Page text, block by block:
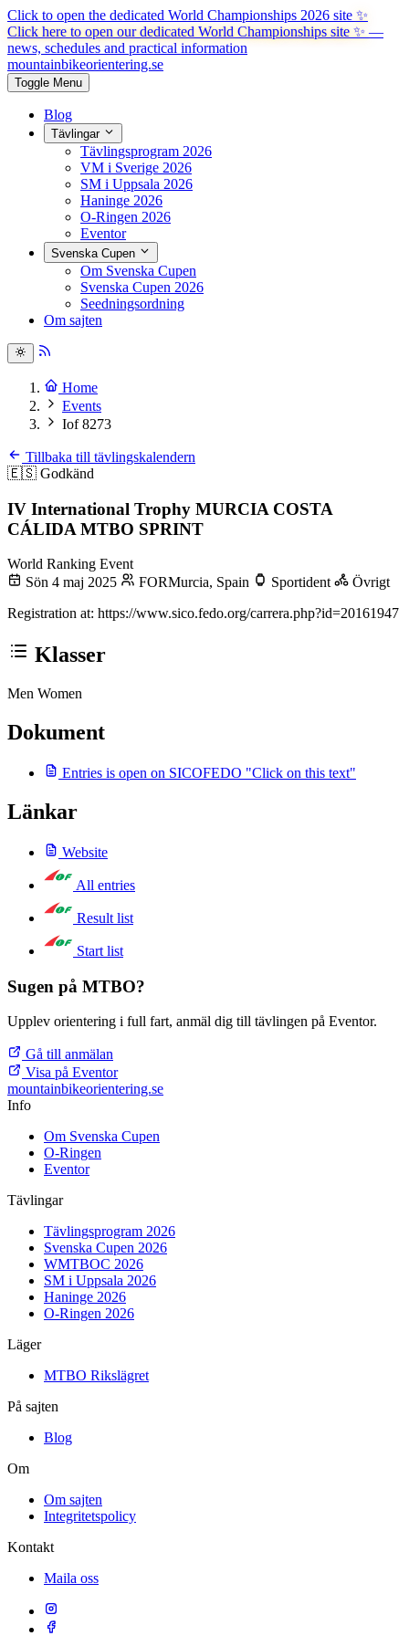
Click to open the dedicated World Championships 2026 site ✨
Click here to open our dedicated World Championships site ✨ —
news, schedules and practical information
mountainbikeorientering.se
Toggle Menu
Blog
Tävlingar
Tävlingsprogram 2026
VM i Sverige 2026
SM i Uppsala 2026
Haninge 2026
O-Ringen 2026
Eventor
Svenska Cupen
Om Svenska Cupen
Svenska Cupen 2026
Seedningsordning
Om sajten
Home
Events
Iof 8273
Tillbaka till tävlingskalendern
🇪🇸 Godkänd
IV International Trophy MURCIA COSTA
CÁLIDA MTBO SPRINT
World Ranking Event
Sön 4 maj 2025
FORMurcia, Spain Sportident
Övrigt
Registration at: https://www.sico.fedo.org/carrera.php?id=20161947
Klasser
Men Women
Dokument
Entries is open on SICOFEDO "Click on this text"
Länkar
Website
All entries
Result list
Start list
Sugen på MTBO?
Upplev orientering i full fart, anmäl dig till tävlingen på Eventor.
Gå till anmälan
Visa på Eventor
mountainbikeorientering.se
Info
Om Svenska Cupen
O-Ringen
Eventor
Tävlingar
Tävlingsprogram 2026
Svenska Cupen 2026
WMTBOC 2026
SM i Uppsala 2026
Haninge 2026
O-Ringen 2026
Läger
MTBO Rikslägret
På sajten
Blog
Om
Om sajten
Integritetspolicy
Kontakt
Maila oss